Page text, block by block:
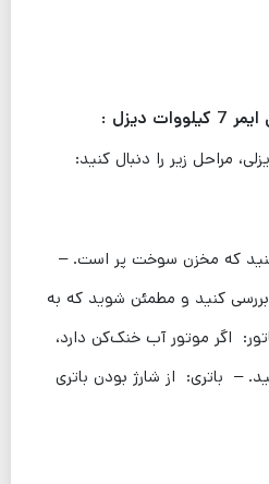
دیزل :
مراحل زیر را دنبال کنید:
که مخزن سوخت پر است. –
کنید و مطمئن شوید که به
اگر موتور آب خنک‌کن دارد،
– باتری: از شارژ بودن باتری